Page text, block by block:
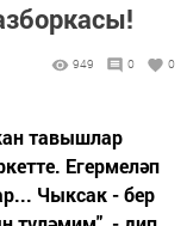
949 0 0
тавышлар
Егермеләп
Чыксак - бер